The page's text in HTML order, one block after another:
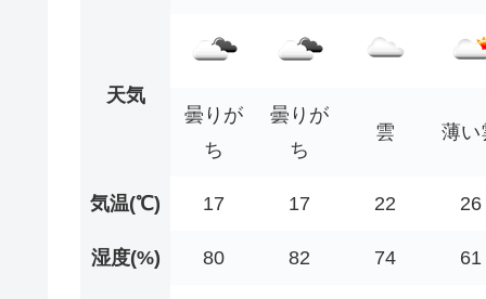
天気
曇りが
ち
曇りが
ち
雲 薄い
気温(℃) 17 17 22 26
湿度(%) 80 82 74 61